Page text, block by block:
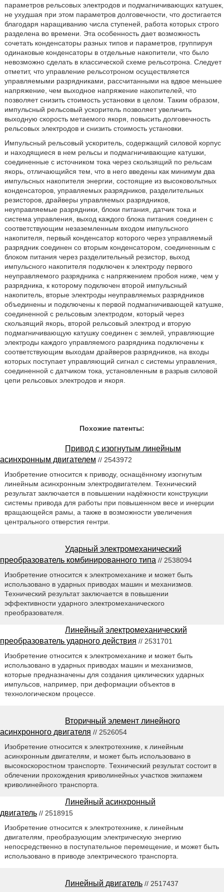
параметров рельсовых электродов и подмагничивающих катушек,
не ухудшая при этом параметров долговечности, что достигается
благодаря наращиванию числа ступеней, работа которых строго
разделена во времени. Эта особенность дает возможность
сочетать конденсаторы разных типов и параметров, группируя
одинаковые конденсаторы в отдельные накопители, что было
невозможно сделать в классической схеме рельсотрона. Следует
отметит, что управление рельсотроном осуществляется
управляемыми разрядниками, рассчитанными на вдвое меньшее
напряжение, чем выходное напряжение накопителей, что
позволяет снизить стоимость установки в целом. Таким образом,
импульсный рельсовый ускоритель позволяет увеличить
выходную скорость метаемого якоря, повысить долговечность
рельсовых электродов и снизить стоимость установки.
Импульсный рельсовый ускоритель, содержащий силовой корпус
и находящиеся в нем рельсы и подмагничивающие катушки,
соединенные с источником тока через скользящий по рельсам
якорь, отличающийся тем, что в него введены как минимум два
импульсных накопителя энергии, состоящие из высоковольтных
конденсаторов, управляемых разрядников, разделительных
резисторов, драйверы управляемых разрядников,
неуправляемые разрядники, блоки питания, датчик тока и
система управления, выход каждого блока питания соединен с
соответствующим незаземленным входом импульсного
накопителя, первый конденсатор которого через управляемый
разрядник соединен со вторым конденсатором, соединенным с
блоком питания через разделительный резистор, выход
импульсного накопителя подключен к электроду первого
неуправляемого разрядника с напряжением пробоя ниже, чем у
разрядника, к которому подключен второй импульсный
накопитель, вторые электроды неуправляемых разрядников
объединены и подключены к первой подмагничивающей катушке,
соединенной с рельсовым электродом, который через
скользящий якорь, второй рельсовый электрод и вторую
подмагничивающую катушку соединен с землей, управляющие
электроды каждого управляемого разрядника подключены к
соответствующим выходам драйверов разрядников, на входы
которых поступает управляющий сигнал с системы управления,
соединенной с датчиком тока, установленным в разрыв силовой
цепи рельсовых электродов и якоря.
Похожие патенты:
Привод с изогнутым линейным
асинхронным двигателем // 2543972
Изобретение относится к приводу, оснащённому изогнутым
линейным асинхронным электродвигателем. Технический
результат заключается в повышении надёжности конструкции
системы привода для работы при повышенном весе и инерции
вращающейся рамы, а также в возможности увеличения
центрального отверстия гентри.
Ударный электромеханический
преобразователь комбинированного типа // 2538094
Изобретение относится к электромеханике и может быть
использовано в ударных приводах машин и механизмов.
Технический результат заключается в повышении
эффективности ударного электромеханического
преобразователя.
Линейный электромеханический
преобразователь ударного действия // 2531701
Изобретение относится к электромеханике и может быть
использовано в ударных приводах машин и механизмов,
которые предназначены для создания циклических ударных
импульсов, например, при деформации объектов в
технологическом процессе.
Вторичный элемент линейного
асинхронного двигателя // 2526054
Изобретение относится к электротехнике, к линейным
асинхронным двигателям, и может быть использовано в
высокоскоростном транспорте. Технический результат состоит в
облечении прохождения криволинейных участков экипажем
криволинейного транспорта.
Линейный асинхронный
двигатель // 2518915
Изобретение относится к электротехнике, к линейным
двигателям, преобразующим электрическую энергию
непосредственно в поступательное перемещение, и может быть
использовано в приводе электрического транспорта.
Линейный двигатель // 2517437